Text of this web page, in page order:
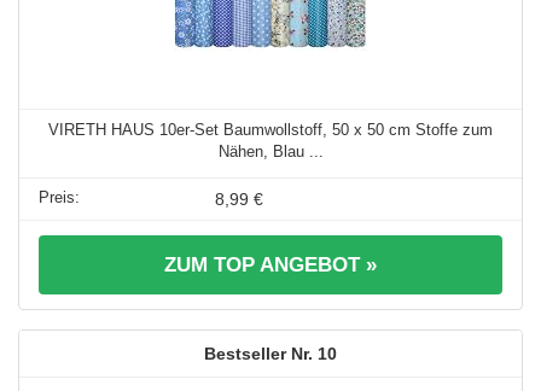
VIRETH HAUS 10er-Set Baumwollstoff, 50 x 50 cm Stoffe zum
Nähen, Blau ...
8,99 €
ZUM TOP ANGEBOT »
10